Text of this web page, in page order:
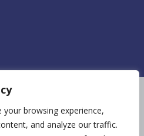
browsing experience,
and analyze our traffic.
No pets allowed.
Sky Hotels and Resorts